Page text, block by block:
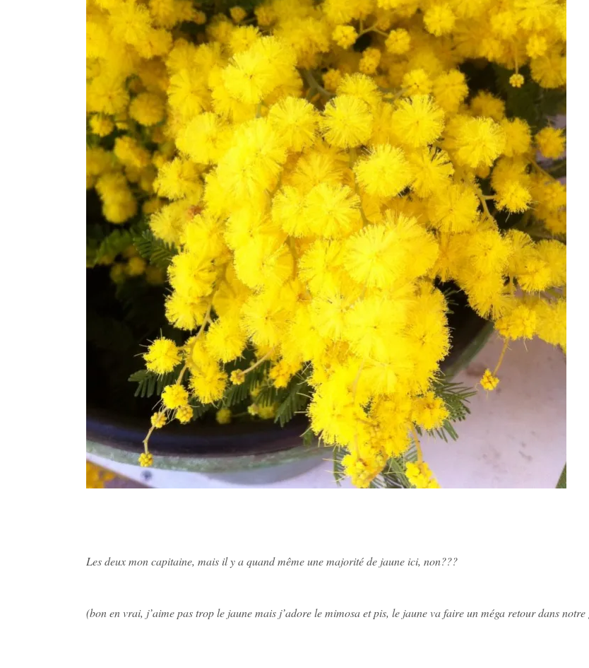
Les deux mon capitaine, mais il y a quand même une majorité de jaune ici, non???
(bon en vrai, j’aime pas trop le jaune mais j’adore le mimosa et pis, le jaune va faire un méga retour dans